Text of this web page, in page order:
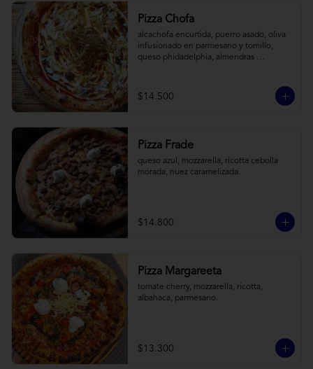
Pizza Chofa
alcachofa encurtida, puerro asado, oliva
infusionado en parmesano y tomillo,
queso phidadelphia, almendras
$14.500
Pizza Frade
queso azul, mozzarella, ricotta cebolla
morada, nuez caramelizada.
$14.800
Pizza Margareeta
tomate cherry, mozzarella, ricotta,
albahaca, parmesano.
$13.300